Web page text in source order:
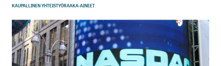
KAUPALLINEN YHTEISTYÖRAAKA-AINEET